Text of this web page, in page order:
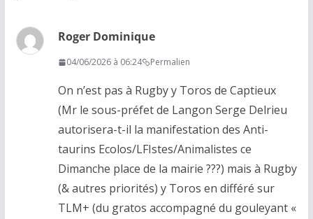
Roger Dominique
04/06/2026 à 06:24 Permalien
On n’est pas à Rugby y Toros de Captieux
(Mr le sous-préfet de Langon Serge Delrieu
autorisera-t-il la manifestation des Anti-
taurins Ecolos/LFIstes/Animalistes ce
Dimanche place de la mairie ???) mais à Rugby
(& autres priorités) y Toros en différé sur
TLM+ (du gratos accompagné du gouleyant «